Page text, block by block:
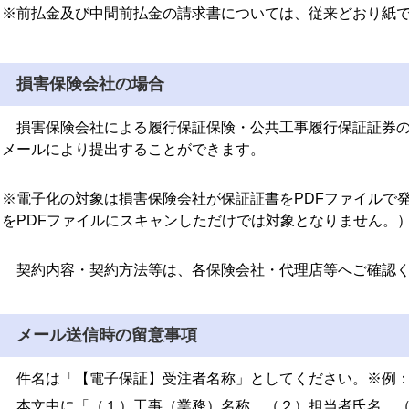
※前払金及び中間前払金の請求書については、従来どおり紙
損害保険会社の場合
損害保険会社による履行保証保険・公共工事履行保証証券
メールにより提出することができます。
※電子化の対象は損害保険会社が保証証書をPDFファイルで
をPDFファイルにスキャンしただけでは対象となりません。
契約内容・契約方法等は、各保険会社・代理店等へご確認
メール送信時の留意事項
件名は「【電子保証】受注者名称」としてください。※例
本文中に「（１）工事（業務）名称、（２）担当者氏名、